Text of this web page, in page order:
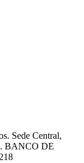
Sede Central,
BANCO DE